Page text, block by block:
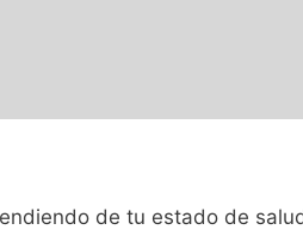
de tu estado de